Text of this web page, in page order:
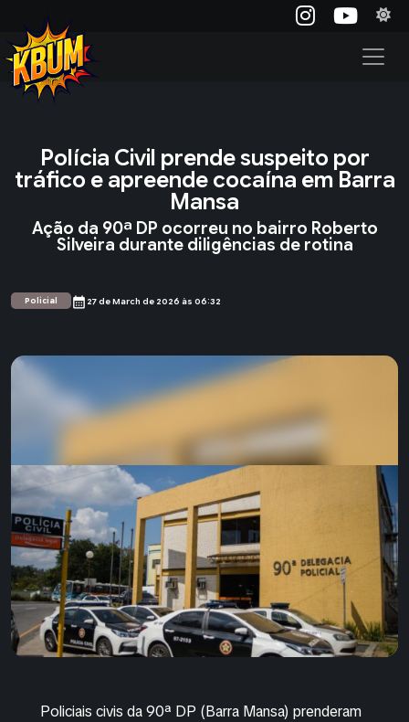
Polícia Civil prende suspeito por
tráfico e apreende cocaína em Barra
Mansa
Ação da 90ª DP ocorreu no bairro Roberto
Silveira durante diligências de rotina
Policial calendar_month 27 de March de 2026 às 06:32
Policiais civis da 90ª DP (Barra Mansa) prenderam